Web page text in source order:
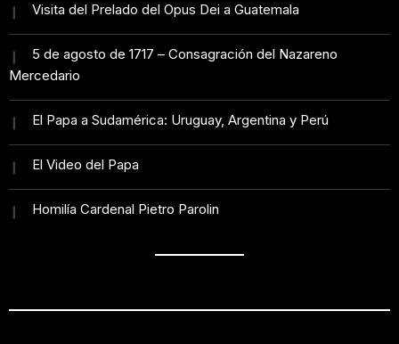
Visita del Prelado del Opus Dei a Guatemala
5 de agosto de 1717 – Consagración del Nazareno
Mercedario
El Papa a Sudamérica: Uruguay, Argentina y Perú
El Video del Papa
Homilía Cardenal Pietro Parolin